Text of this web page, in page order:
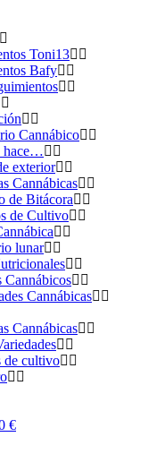
Toni13
Bafy
Cannábico
hace…
exterior
Cannábicas
de Bitácora
de Cultivo
lunar
Cannábicos
Cannábicas
Cannábicas
de cultivo
€